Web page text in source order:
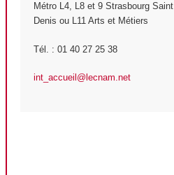
Métro L4, L8 et 9 Strasbourg Saint
Denis ou L11 Arts et Métiers
Tél. : 01 40 27 25 38
int_accueil@lecnam.net